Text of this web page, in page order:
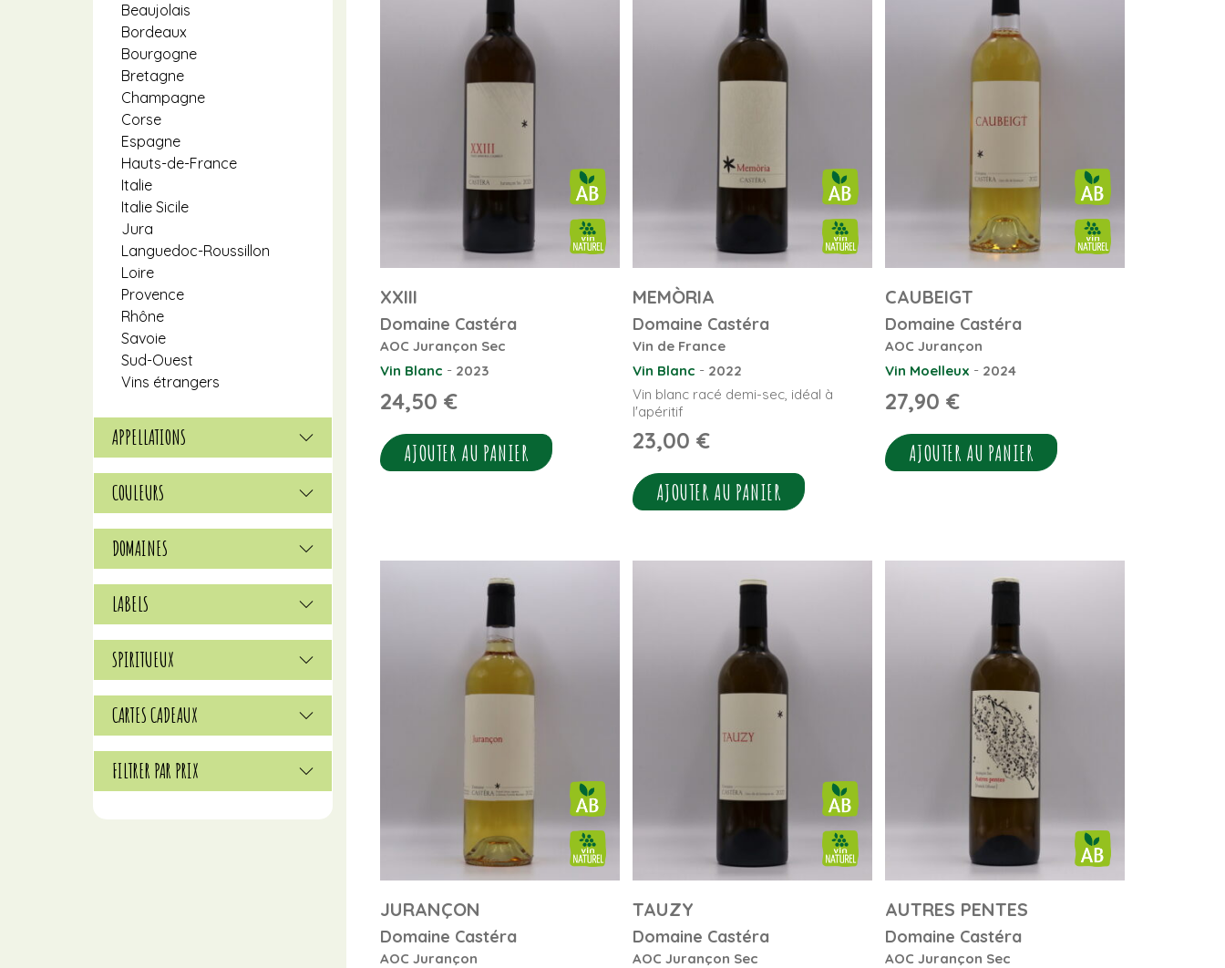
XXIII
Domaine Castéra
AOC Jurançon Sec
Vin Blanc - 2023
24,50 €
AJOUTER AU PANIER
MEMÒRIA
Domaine Castéra
Vin de France
Vin Blanc - 2022
Vin blanc racé demi-sec, idéal à
l'apéritif
23,00 €
AJOUTER AU PANIER
CAUBEIGT
Domaine Castéra
AOC Jurançon
Vin Moelleux - 2024
27,90 €
AJOUTER AU PANIER
JURANÇON
Domaine Castéra
AOC Jurançon
TAUZY
Domaine Castéra
AOC Jurançon Sec
AUTRES PENTES
Domaine Castéra
AOC Jurançon Sec
Beaujolais
Bordeaux
Bourgogne
Bretagne
Champagne
Corse
Espagne
Hauts-de-France
Italie
Italie Sicile
Jura
Languedoc-Roussillon
Loire
Provence
Rhône
Savoie
Sud-Ouest
Vins étrangers
APPELLATIONS
COULEURS
DOMAINES
LABELS
SPIRITUEUX
CARTES CADEAUX
FILTRER PAR PRIX